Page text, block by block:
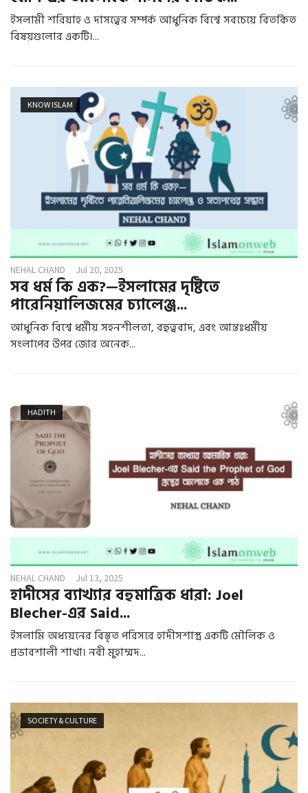
ইসলামী শরিয়াহ ও দাসত্বের সম্পর্ক আধুনিক বিশ্বে সবচেয়ে বিতর্কিত
বিষয়গুলোর একটি।...
KNOW ISLAM
NEHAL CHAND Jul 20, 2025
সব ধর্ম কি এক?—ইসলামের দৃষ্টিতে
পারেনিয়ালিজমের চ্যালেঞ্জ...
আধুনিক বিশ্বে ধর্মীয় সহনশীলতা, বহুত্ববাদ, এবং আন্তঃধর্মীয়
সংলাপের উপর জোর অনেক...
HADITH
NEHAL CHAND Jul 13, 2025
হাদীসের ব্যাখ্যার বহুমাত্রিক ধারা: Joel
Blecher-এর Said...
ইসলামি অধ্যয়নের বিস্তৃত পরিসরে হাদীসশাস্ত্র একটি মৌলিক ও
প্রভাবশালী শাখা। নবী মুহাম্মদ...
SOCIETY & CULTURE